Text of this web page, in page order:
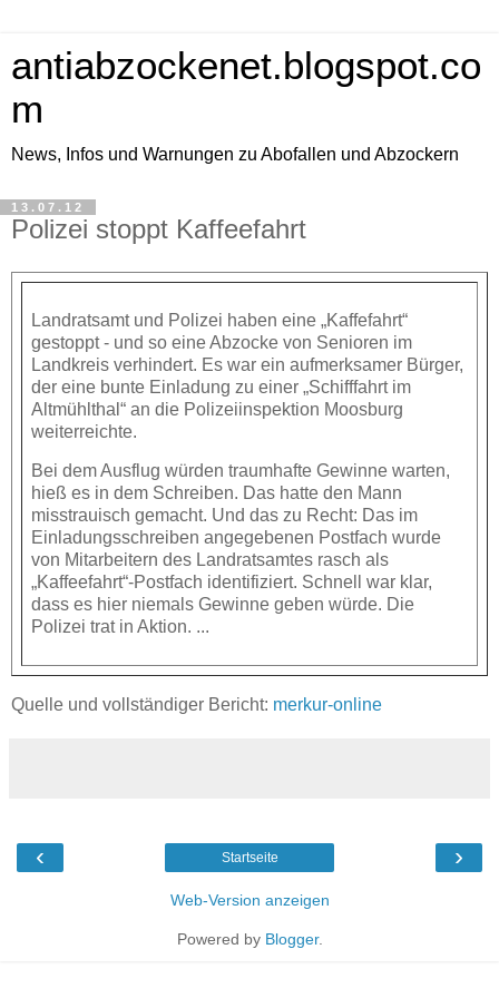
antiabzockenet.blogspot.co
m
News, Infos und Warnungen zu Abofallen und Abzockern
13.07.12
Polizei stoppt Kaffeefahrt
Landratsamt und Polizei haben eine „Kaffefahrt“
gestoppt - und so eine Abzocke von Senioren im
Landkreis verhindert. Es war ein aufmerksamer Bürger,
der eine bunte Einladung zu einer „Schifffahrt im
Altmühlthal“ an die Polizeiinspektion Moosburg
weiterreichte.
Bei dem Ausflug würden traumhafte Gewinne warten,
hieß es in dem Schreiben. Das hatte den Mann
misstrauisch gemacht. Und das zu Recht: Das im
Einladungsschreiben angegebenen Postfach wurde
von Mitarbeitern des Landratsamtes rasch als
„Kaffeefahrt“-Postfach identifiziert. Schnell war klar,
dass es hier niemals Gewinne geben würde. Die
Polizei trat in Aktion. ...
Quelle und vollständiger Bericht: merkur-online
‹ ›
Startseite
Web-Version anzeigen
Powered by Blogger.